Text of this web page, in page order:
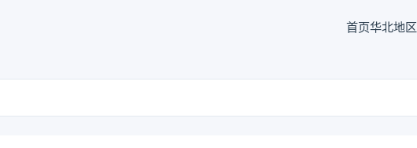
首页华北地区